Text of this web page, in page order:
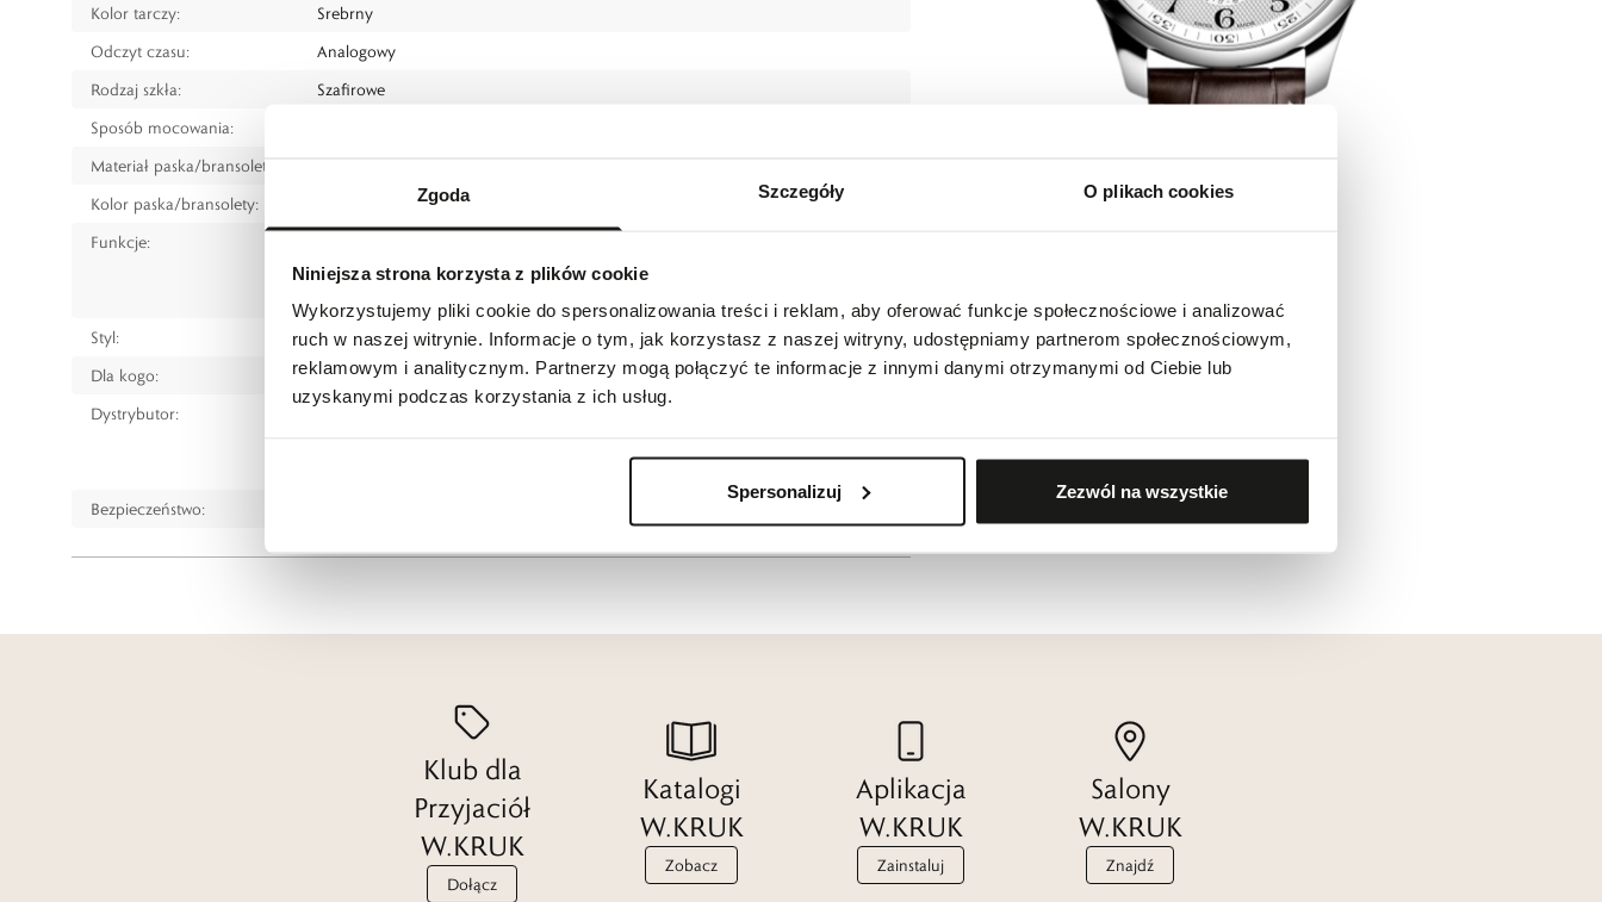
Zgoda Szczegóły O plikach cookies
Niniejsza strona korzysta z plików cookie
Wykorzystujemy pliki cookie do spersonalizowania treści i reklam, aby oferować funkcje społecznościowe i analizować
ruch w naszej witrynie. Informacje o tym, jak korzystasz z naszej witryny, udostępniamy partnerom społecznościowym,
reklamowym i analitycznym. Partnerzy mogą połączyć te informacje z innymi danymi otrzymanymi od Ciebie lub
uzyskanymi podczas korzystania z ich usług.
Spersonalizuj Zezwól na wszystkie
Kolor tarczy:
Srebrny
Odczyt czasu:
Analogowy
Rodzaj szkła:
Szafirowe
Sposób mocowania:
Materiał paska/bransolety:
Kolor paska/bransolety:
Funkcje:
Fazy księżyca
Rezerwa chodu
Styl:
Klasyczny
Dla kogo:
Dla mężczyzny
Dystrybutor:
W.KRUK S.A
Bezpieczeństwo:
Klub dla
Przyjaciół
W.KRUK
Dołącz
Katalogi
W.KRUK
Zobacz
Aplikacja
W.KRUK
Zainstaluj
Salony
W.KRUK
Znajdź